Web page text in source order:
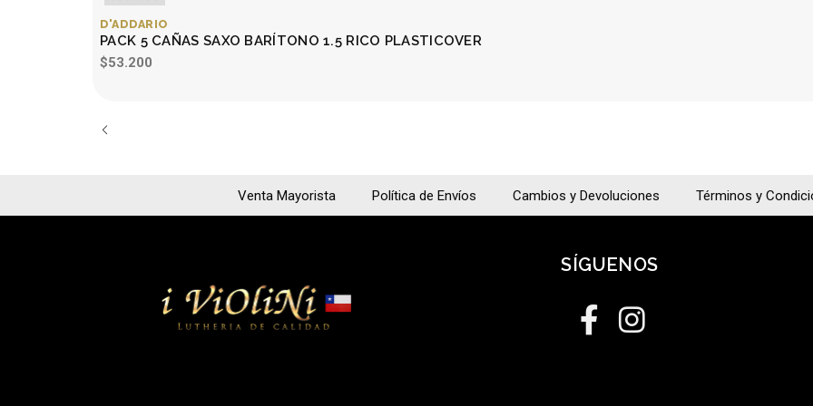
D'ADDARIO
PACK 5 CAÑAS SAXO BARÍTONO 1.5 RICO PLASTICOVER
$53.200
Venta Mayorista Política de Envíos Cambios y Devoluciones Términos y
SÍGUENOS